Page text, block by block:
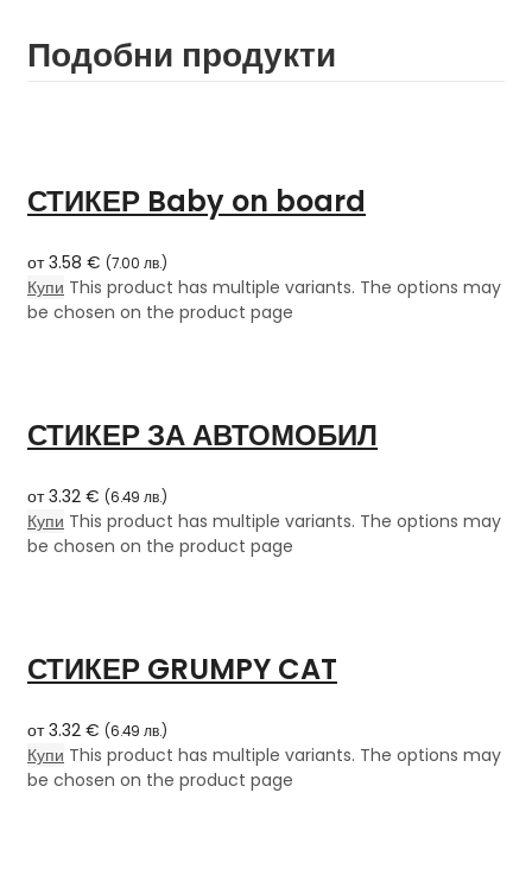
Подобни продукти
СТИКЕР Baby on board
от3.58 € (7.00 лв.)
Купи This product has multiple variants. The options may
be chosen on the product page
СТИКЕР ЗА АВТОМОБИЛ
от3.32 € (6.49 лв.)
Купи This product has multiple variants. The options may
be chosen on the product page
СТИКЕР GRUMPY CAT
от3.32 € (6.49 лв.)
Купи This product has multiple variants. The options may
be chosen on the product page